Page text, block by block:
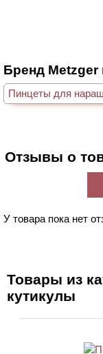
Бренд Metzger
Пинцеты для
Отзывы о
У товара пока нет
Товары из
кутикулы